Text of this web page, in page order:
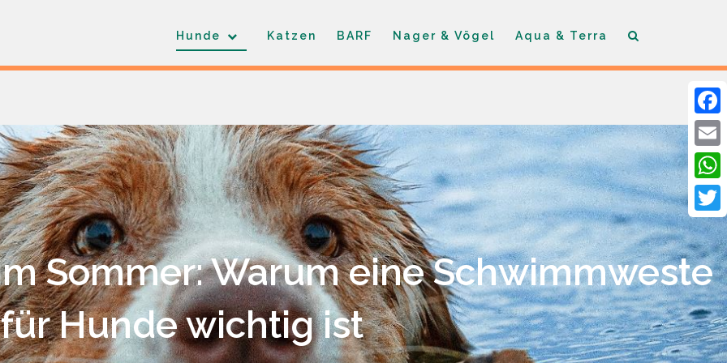
Hunde Katzen BARF Nager & Vögel Aqua & Terra
Sommer: Warum eine Schwimmweste
für Hunde wichtig ist
Email